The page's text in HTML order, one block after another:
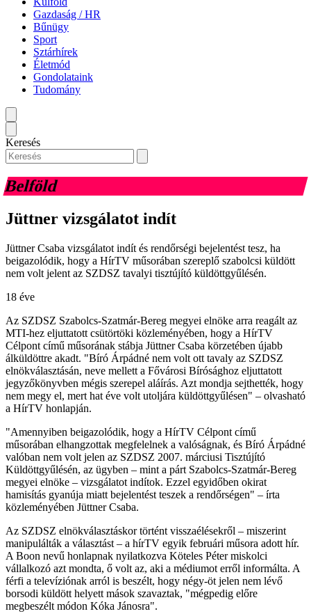
Gazdaság / HR
Bűnügy
Sport
Sztárhírek
Életmód
Gondolataink
Tudomány
Keresés
Belföld
Jüttner vizsgálatot indít
Jüttner Csaba vizsgálatot indít és rendőrségi bejelentést tesz, ha
beigazolódik, hogy a HírTV műsorában szereplő szabolcsi küldött
nem volt jelent az SZDSZ tavalyi tisztújító küldöttgyűlésén.
18 éve
Az SZDSZ Szabolcs-Szatmár-Bereg megyei elnöke arra reagált az
MTI-hez eljuttatott csütörtöki közleményében, hogy a HírTV
Célpont című műsorának stábja Jüttner Csaba körzetében újabb
álküldöttre akadt. "Bíró Árpádné nem volt ott tavaly az SZDSZ
elnökválasztásán, neve mellett a Fővárosi Bírósághoz eljuttatott
jegyzőkönyvben mégis szerepel aláírás. Azt mondja sejthették, hogy
nem megy el, mert hat éve volt utoljára küldöttgyűlésen" – olvasható
a HírTV honlapján.
"Amennyiben beigazolódik, hogy a HírTV Célpont című
műsorában elhangzottak megfelelnek a valóságnak, és Bíró Árpádné
valóban nem volt jelen az SZDSZ 2007. márciusi Tisztújító
Küldöttgyűlésén, az ügyben – mint a párt Szabolcs-Szatmár-Bereg
megyei elnöke – vizsgálatot indítok. Ezzel egyidőben okirat
hamisítás gyanúja miatt bejelentést teszek a rendőrségen" – írta
közleményében Jüttner Csaba.
Az SZDSZ elnökválasztáskor történt visszaélésekről – miszerint
manipulálták a választást – a hírTV egyik februári műsora adott hír.
A Boon nevű honlapnak nyilatkozva Köteles Péter miskolci
vállalkozó azt mondta, ő volt az, aki a médiumot erről informálta. A
férfi a televíziónak arról is beszélt, hogy négy-öt jelen nem lévő
borsodi küldött helyett mások szavaztak, "mégpedig előre
megbeszélt módon Kóka Jánosra".